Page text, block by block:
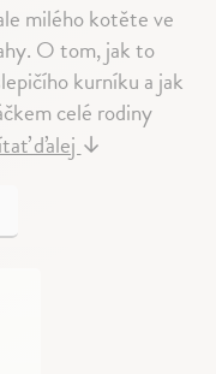
milého kotěte ve
O tom, jak to
kurníku a jak
celé rodiny
ďalej↓